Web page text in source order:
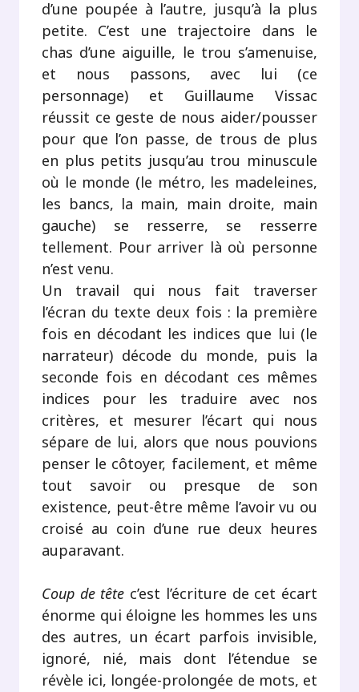
d’une poupée à l’autre, jusqu’à la plus
petite. C’est une trajectoire dans le
chas d’une aiguille, le trou s’amenuise,
et nous passons, avec lui (ce
personnage) et Guillaume Vissac
réussit ce geste de nous aider/pousser
pour que l’on passe, de trous de plus
en plus petits jusqu’au trou minuscule
où le monde (le métro, les madeleines,
les bancs, la main, main droite, main
gauche) se resserre, se resserre
tellement. Pour arriver là où personne
n’est venu.
Un travail qui nous fait traverser
l’écran du texte deux fois : la première
fois en décodant les indices que lui (le
narrateur) décode du monde, puis la
seconde fois en décodant ces mêmes
indices pour les traduire avec nos
critères, et mesurer l’écart qui nous
sépare de lui, alors que nous pouvions
penser le côtoyer, facilement, et même
tout savoir ou presque de son
existence, peut-être même l’avoir vu ou
croisé au coin d’une rue deux heures
auparavant.
Coup de tête c’est l’écriture de cet écart
énorme qui éloigne les hommes les uns
des autres, un écart parfois invisible,
ignoré, nié, mais dont l’étendue se
révèle ici, longée-prolongée de mots, et